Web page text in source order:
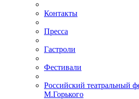
Контакты
Пресса
Гастроли
Фестивали
Российский театральный
М.Горького